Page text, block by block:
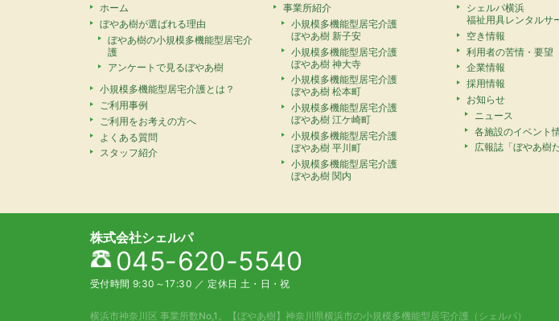
ホーム
ぼやあ樹が選ばれる理由
ぼやあ樹の小規模多機能型居宅介
護
アンケートで見るぼやあ樹
小規模多機能型居宅介護とは？
ご利用事例
ご利用をお考えの方へ
よくある質問
スタッフ紹介
事業所紹介
小規模多機能型居宅介護
ぼやあ樹 新子安
小規模多機能型居宅介護
ぼやあ樹 神大寺
小規模多機能型居宅介護
ぼやあ樹 松本町
小規模多機能型居宅介護
ぼやあ樹 江ケ崎町
小規模多機能型居宅介護
ぼやあ樹 平川町
小規模多機能型居宅介護
ぼやあ樹 関内
シェルパ横浜
福祉用具レンタルサ
空き情報
利用者の苦情・要望
企業情報
採用情報
お知らせ
ニュース
各施設のイベント
広報誌「ぼやあ樹
株式会社シェルパ
045-620-5540
受付時間 9:30～17:30 ／ 定休日 土・日・祝
横浜市神奈川区 事業所数No,1。 【ぼやあ樹】神奈川県横浜市の小規模多機能型居宅介護（シェルパ）